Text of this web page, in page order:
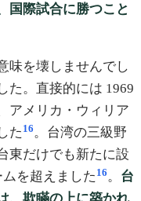
国際試合に勝つこと
味を壊しませんでし
た。直接的には 1969
アメリカ・ウィリア
た 16。台湾の三級野
東だけでも新たに設
を超えました 16。 台